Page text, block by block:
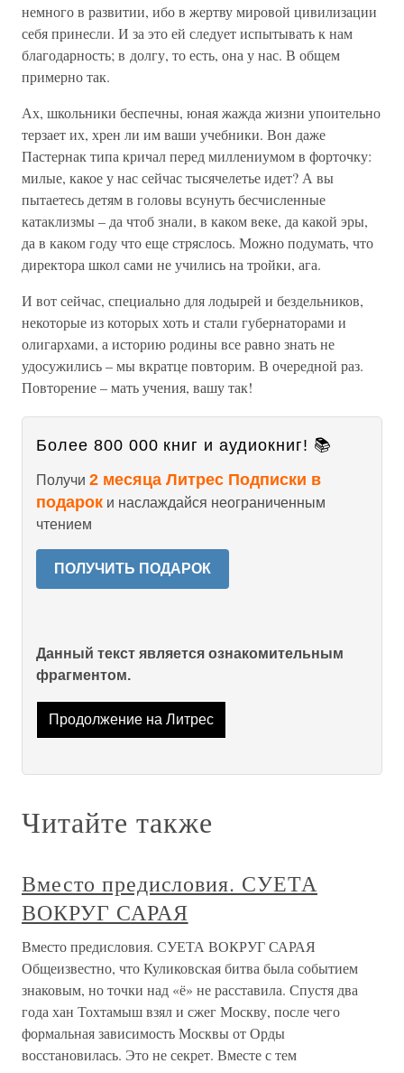
немного в развитии, ибо в жертву мировой цивилизации
себя принесли. И за это ей следует испытывать к нам
благодарность; в долгу, то есть, она у нас. В общем
примерно так.
Ах, школьники беспечны, юная жажда жизни упоительно
терзает их, хрен ли им ваши учебники. Вон даже
Пастернак типа кричал перед миллениумом в форточку:
милые, какое у нас сейчас тысячелетье идет? А вы
пытаетесь детям в головы всунуть бесчисленные
катаклизмы – да чтоб знали, в каком веке, да какой эры,
да в каком году что еще стряслось. Можно подумать, что
директора школ сами не учились на тройки, ага.
И вот сейчас, специально для лодырей и бездельников,
некоторые из которых хоть и стали губернаторами и
олигархами, а историю родины все равно знать не
удосужились – мы вкратце повторим. В очередной раз.
Повторение – мать учения, вашу так!
Более 800 000 книг и аудиокниг! 📚
Получи 2 месяца Литрес Подписки в
подарок и наслаждайся неограниченным
чтением
ПОЛУЧИТЬ ПОДАРОК
Данный текст является ознакомительным
фрагментом.
Продолжение на Литрес
Читайте также
Вместо предисловия. СУЕТА
ВОКРУГ САРАЯ
Вместо предисловия. СУЕТА ВОКРУГ САРАЯ
Общеизвестно, что Куликовская битва была событием
знаковым, но точки над «ё» не расставила. Спустя два
года хан Тохтамыш взял и сжег Москву, после чего
формальная зависимость Москвы от Орды
восстановилась. Это не секрет. Вместе с тем